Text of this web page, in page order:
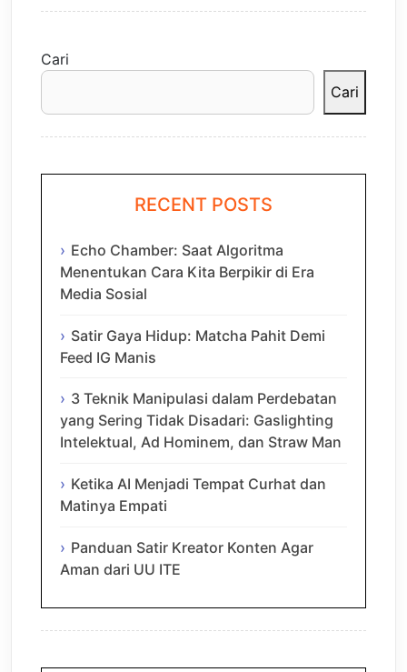
Cari
Cari
RECENT POSTS
Echo Chamber: Saat Algoritma
Menentukan Cara Kita Berpikir di Era
Media Sosial
Satir Gaya Hidup: Matcha Pahit Demi
Feed IG Manis
3 Teknik Manipulasi dalam Perdebatan
yang Sering Tidak Disadari: Gaslighting
Intelektual, Ad Hominem, dan Straw Man
Ketika AI Menjadi Tempat Curhat dan
Matinya Empati
Panduan Satir Kreator Konten Agar
Aman dari UU ITE